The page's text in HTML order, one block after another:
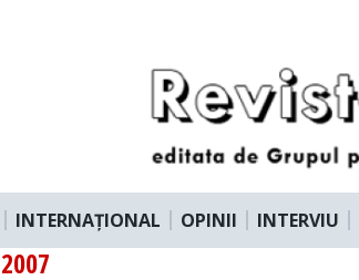
INTERNAȚIONAL OPINII INTERVIU